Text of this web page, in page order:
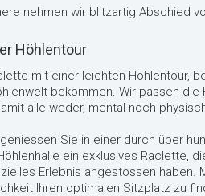
nehmen wir blitzartig Abschied
Höhlentour
mit einer leichten Höhlentour,
bekommen. Wir passen die
alle weder, mental noch
Sie in einer durch über
ein exklusives Raclette,
Erlebnis angestossen haben.
Ihren optimalen Sitzplatz zu